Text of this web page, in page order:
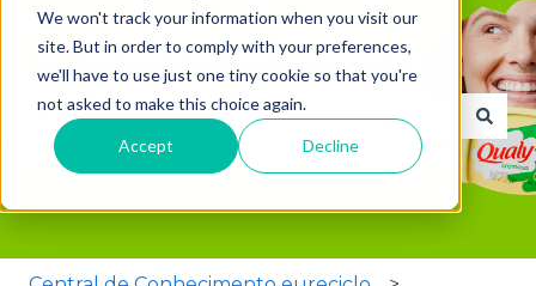
We won't track your information when you visit our
site. But in order to comply with your preferences,
we'll have to use just one tiny cookie so that you're
not asked to make this choice again.
Accept Decline
>> Central de Conhecimento <<
Não há sugestões porque o campo de pesquisa